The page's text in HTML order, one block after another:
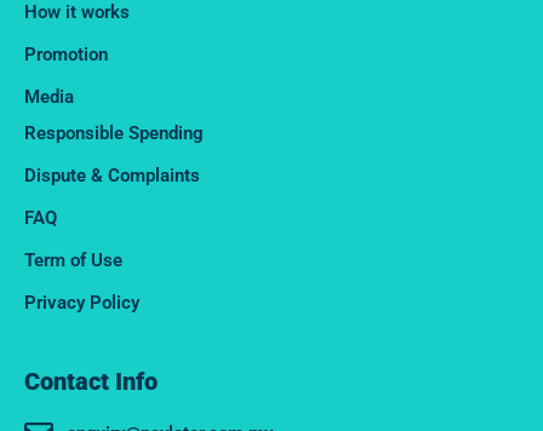
How it works
Promotion
Media
Responsible Spending
Dispute & Complaints​
FAQ
Term of Use
Privacy Policy
Contact Info